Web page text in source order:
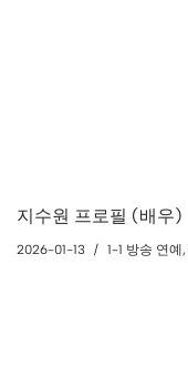
지수원 프로필 (배우)
2026-01-13 1-1 방송 연예,